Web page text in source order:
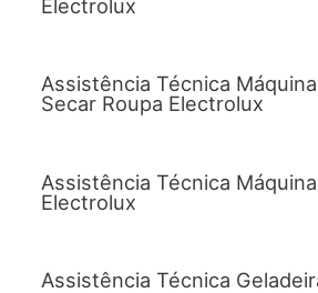
Electrolux
Assistência Técnica
Secar Roupa Electrolux
Assistência Técnica
Electrolux
Assistência Técnica